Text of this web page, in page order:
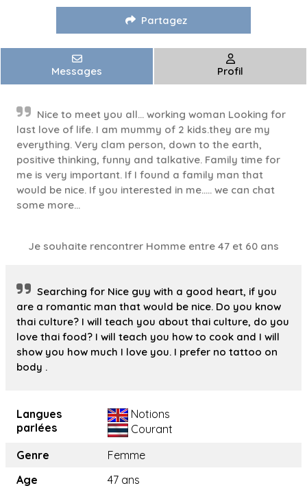
Partagez
Messages Profil
Nice to meet you all... working woman Looking for
last love of life. I am mummy of 2 kids.they are my
everything. Very clam person, down to the earth,
positive thinking, funny and talkative. Family time for
me is very important. If I found a family man that
would be nice. If you interested in me..... we can chat
some more...
Je souhaite rencontrer Homme entre 47 et 60 ans
Searching for Nice guy with a good heart, if you
are a romantic man that would be nice. Do you know
thai culture? I will teach you about thai culture, do you
love thai food? I will teach you how to cook and I will
show you how much I love you. I prefer no tattoo on
body .
Langues
parlées
Notions
Courant
Genre
Femme
Age
47 ans